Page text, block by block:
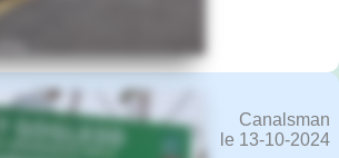
Canalsman
le 13-10-2024